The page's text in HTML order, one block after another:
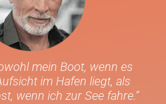
mein Boot, wenn es
im Hafen liegt, als
wenn ich zur See fahre.“